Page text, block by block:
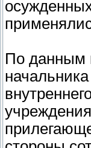
По данным